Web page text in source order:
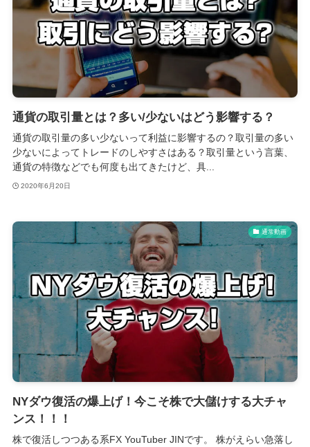
通貨の取引量とは？多い/少ないはどう影響する？
通貨の取引量の多い少ないって利益に影響するの？取引量の多い
少ないによってトレードのしやすさはある？取引量という言葉、
通貨の特徴などでも何度も出てきたけど、具...
2020年6月20日
通常動画
NYダウ復活の爆上げ！今こそ株で大儲けする大チャ
ンス！！！
株で復活しつつある系FX YouTuber JINです。 株がえらい急落し